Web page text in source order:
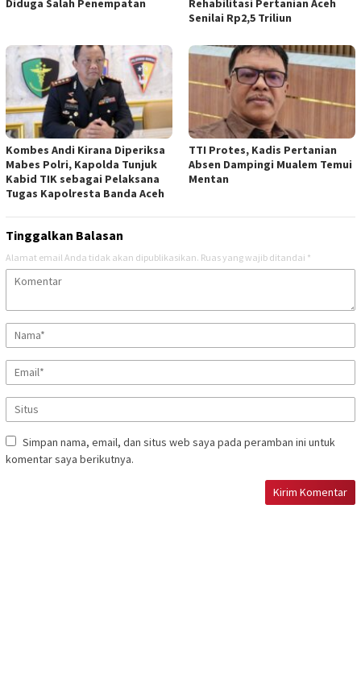
Diduga Salah Penempatan
Rehabilitasi Pertanian Aceh
Senilai Rp2,5 Triliun
Kombes Andi Kirana Diperiksa
Mabes Polri, Kapolda Tunjuk
Kabid TIK sebagai Pelaksana
Tugas Kapolresta Banda Aceh
TTI Protes, Kadis Pertanian
Absen Dampingi Mualem Temui
Mentan
Tinggalkan Balasan
Alamat email Anda tidak akan dipublikasikan. Ruas yang wajib ditandai *
Simpan nama, email, dan situs web saya pada peramban ini untuk
komentar saya berikutnya.